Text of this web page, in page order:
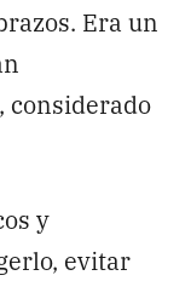
Era un
considerado
y
evitar